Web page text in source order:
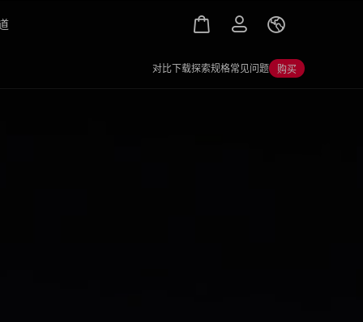
对比下载探索规格常见问题 购买